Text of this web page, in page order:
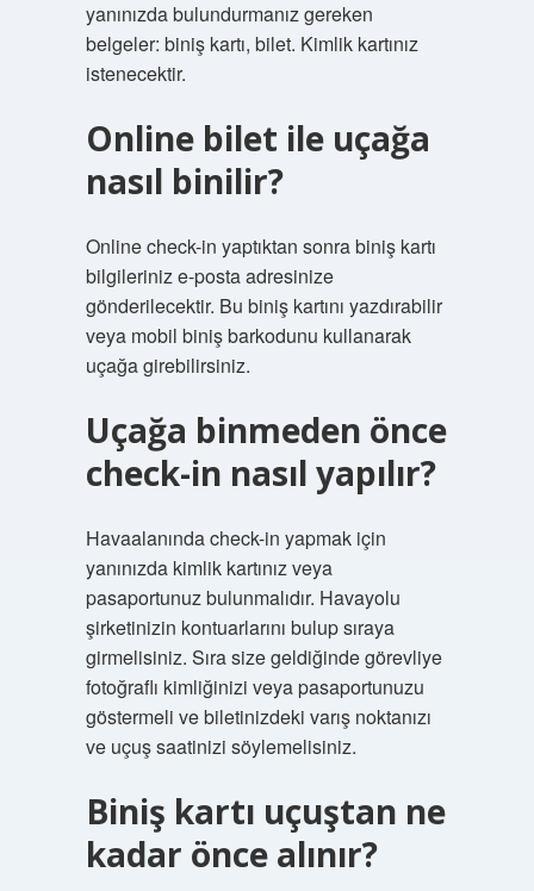
yanınızda bulundurmanız gereken
belgeler: biniş kartı, bilet. Kimlik kartınız
istenecektir.
Online bilet ile uçağa
nasıl binilir?
Online check-in yaptıktan sonra biniş kartı
bilgileriniz e-posta adresinize
gönderilecektir. Bu biniş kartını yazdırabilir
veya mobil biniş barkodunu kullanarak
uçağa girebilirsiniz.
Uçağa binmeden önce
check-in nasıl yapılır?
Havaalanında check-in yapmak için
yanınızda kimlik kartınız veya
pasaportunuz bulunmalıdır. Havayolu
şirketinizin kontuarlarını bulup sıraya
girmelisiniz. Sıra size geldiğinde görevliye
fotoğraflı kimliğinizi veya pasaportunuzu
göstermeli ve biletinizdeki varış noktanızı
ve uçuş saatinizi söylemelisiniz.
Biniş kartı uçuştan ne
kadar önce alınır?